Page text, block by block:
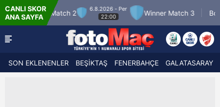
CANLI SKOR
ANA SAYFA
2
6.8.2026 - Per
22:00
Winner Match 3 Boluspor
7.8.2026 - Cum
21:30
SON EKLENENLER BEŞİKTAŞ FENERBAHÇE GALATASARAY